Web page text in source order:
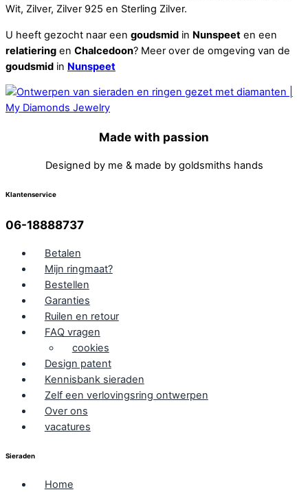
Wit, Zilver, Zilver 925 en Sterling Zilver.
U heeft gezocht naar een goudsmid in Nunspeet en een
relatiering en Chalcedoon? Meer over de omgeving van de
goudsmid in Nunspeet
Made with passion
Designed by me & made by goldsmiths hands
Klantenservice
06-18888737
Betalen
Mijn ringmaat?
Bestellen
Garanties
Ruilen en retour
FAQ vragen
cookies
Design patent
Kennisbank sieraden
Zelf een verlovingsring ontwerpen
Over ons
vacatures
Sieraden
Home